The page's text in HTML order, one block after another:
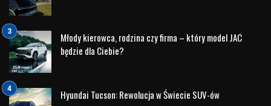
nowoczesnym designem.
Jeżeli zastanawiasz się, gdzie kupić JAC JS6 w
Białymstoku i na co zwrócić uwagę przed wizytą w salonie,
ten poradnik pomoże Ci przygotować się do zakupu.